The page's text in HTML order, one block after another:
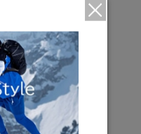
F＆７Fローズパティオ
年1月14日（火）
men
一丁目1番4号